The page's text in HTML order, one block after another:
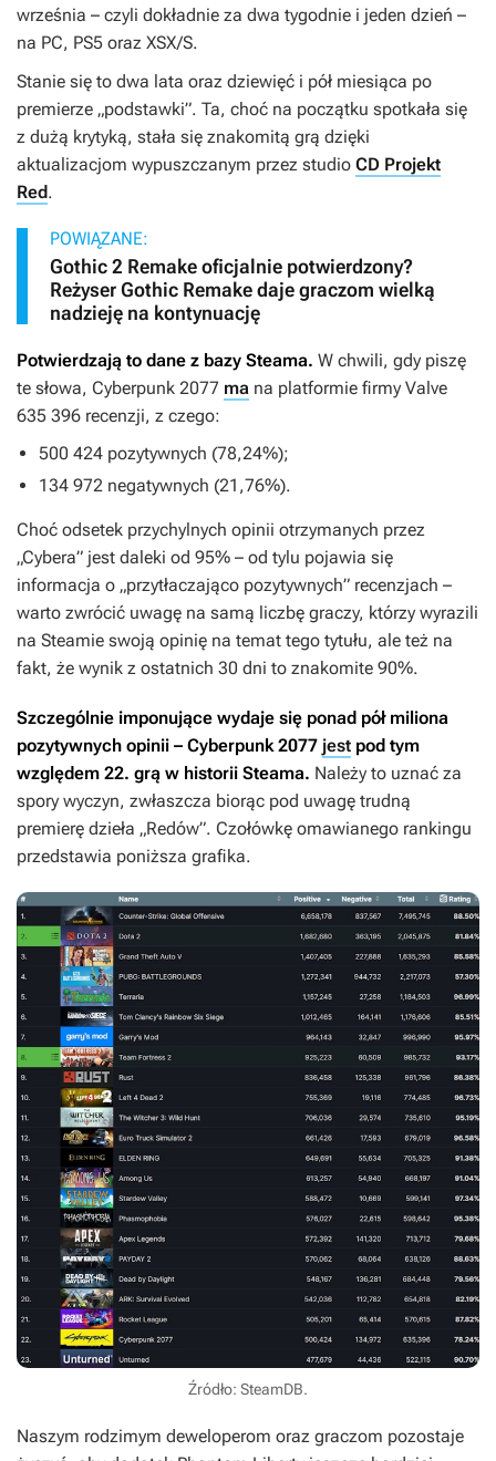
września – czyli dokładnie za dwa tygodnie i jeden dzień –
na PC, PS5 oraz XSX/S.
Stanie się to dwa lata oraz dziewięć i pół miesiąca po
premierze „podstawki”. Ta, choć na początku spotkała się
z dużą krytyką, stała się znakomitą grą dzięki
aktualizacjom wypuszczanym przez studio CD Projekt
Red.
POWIĄZANE:
Gothic 2 Remake oficjalnie potwierdzony?
Reżyser Gothic Remake daje graczom wielką
nadzieję na kontynuację
Potwierdzają to dane z bazy Steama. W chwili, gdy piszę
te słowa, Cyberpunk 2077 ma na platformie firmy Valve
635 396 recenzji, z czego:
500 424 pozytywnych (78,24%);
134 972 negatywnych (21,76%).
Choć odsetek przychylnych opinii otrzymanych przez
„Cybera” jest daleki od 95% – od tylu pojawia się
informacja o „przytłaczająco pozytywnych” recenzjach –
warto zwrócić uwagę na samą liczbę graczy, którzy wyrazili
na Steamie swoją opinię na temat tego tytułu, ale też na
fakt, że wynik z ostatnich 30 dni to znakomite 90%.
Szczególnie imponujące wydaje się ponad pół miliona
pozytywnych opinii – Cyberpunk 2077 jest pod tym
względem 22. grą w historii Steama. Należy to uznać za
spory wyczyn, zwłaszcza biorąc pod uwagę trudną
premierę dzieła „Redów”. Czołówkę omawianego rankingu
przedstawia poniższa grafika.
Źródło: SteamDB.
Naszym rodzimym deweloperom oraz graczom pozostaje